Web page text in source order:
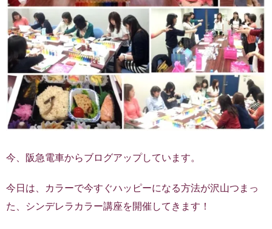
今、阪急電車からブログアップしています。
今日は、カラーで今すぐハッピーになる方法が沢山つまっ
た、シンデレラカラー講座を開催してきます！